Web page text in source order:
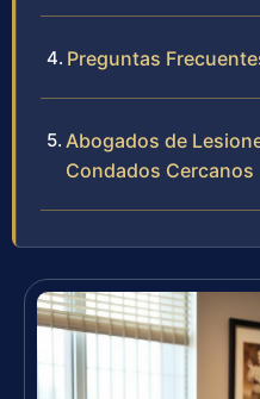
Preguntas
Abogados de
Condados Cercanos